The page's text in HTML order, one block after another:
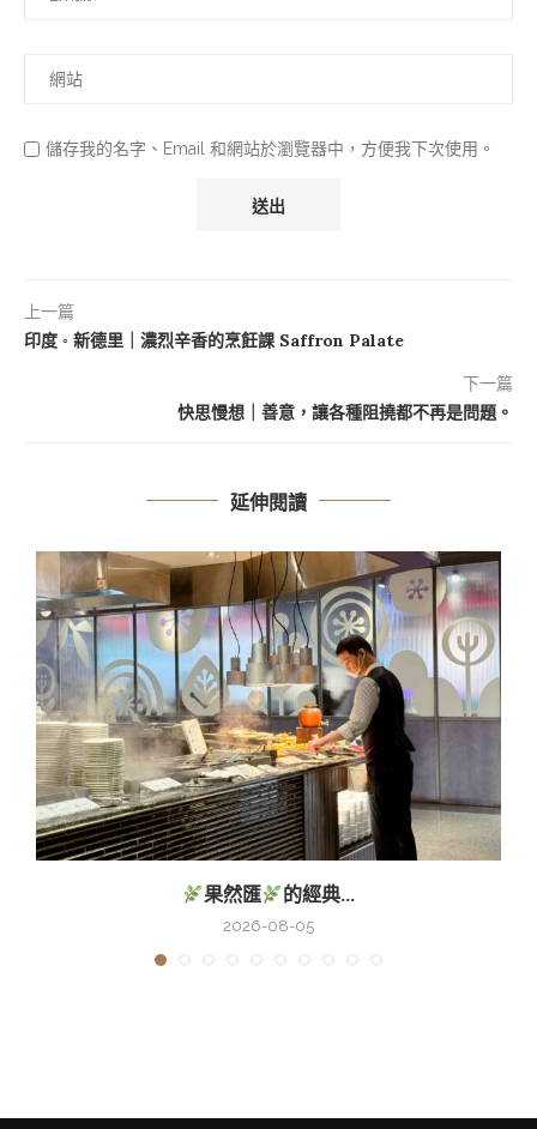
儲存我的名字、Email 和網站於瀏覽器中，方便我下次使用。
上一篇
印度 ◦ 新德里｜濃烈辛香的烹飪課 Saffron Palate
下一篇
快思慢想｜善意，讓各種阻撓都不再是問題。
延伸閱讀
果然匯 的經典...
2026-08-05